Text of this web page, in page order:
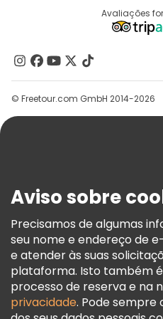
Passeios gratuitos perto
Programa De Afiliados
Contacte-Nos
Grupos
Ajuda
Termos E Informações
Política De Cookies
Freetour Prémios
Programa De Fidelidade
Avaliações
© Freetour.com GmbH 2014-2026
Aviso sobre
Precisamos de algumas
seu nome e endereço de
e atender às suas
plataforma. Isto também
processo de reserva e na
privacidade. Pode